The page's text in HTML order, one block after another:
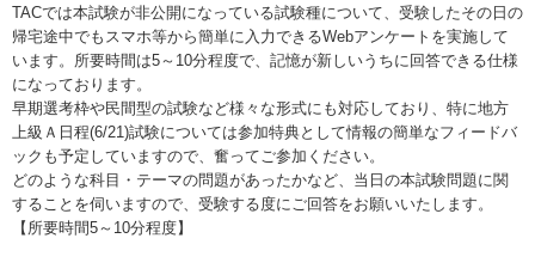
TACでは本試験が非公開になっている試験種について、受験したその日の
帰宅途中でもスマホ等から簡単に入力できるWebアンケートを実施して
います。所要時間は5～10分程度で、記憶が新しいうちに回答できる仕様
になっております。
早期選考枠や民間型の試験など様々な形式にも対応しており、特に地方
上級Ａ日程(6/21)試験については参加特典として情報の簡単なフィードバ
ックも予定していますので、奮ってご参加ください。
どのような科目・テーマの問題があったかなど、当日の本試験問題に関
することを伺いますので、受験する度にご回答をお願いいたします。
【所要時間5～10分程度】